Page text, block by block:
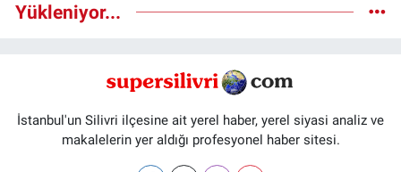
Yükleniyor...
İstanbul'un Silivri ilçesine ait yerel haber, yerel siyasi analiz ve
makalelerin yer aldığı profesyonel haber sitesi.